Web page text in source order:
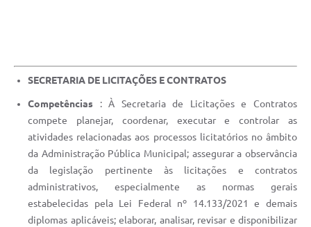
SECRETARIA DE LICITAÇÕES E CONTRATOS
Competências : À Secretaria de Licitações e Contratos
compete planejar, coordenar, executar e controlar as
atividades relacionadas aos processos licitatórios no âmbito
da Administração Pública Municipal; assegurar a observância
da legislação pertinente às licitações e contratos
administrativos, especialmente as normas gerais
estabelecidas pela Lei Federal nº 14.133/2021 e demais
diplomas aplicáveis; elaborar, analisar, revisar e disponibilizar